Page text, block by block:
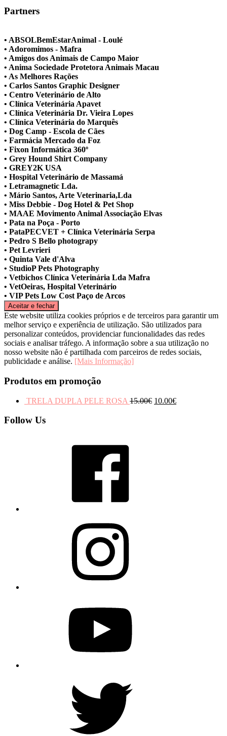
Partners
• ABSOLBemEstarAnimal - Loulé
• Adoromimos - Mafra
• Amigos dos Animais de Campo Maior
• Anima Sociedade Protetora Animais Macau
• As Melhores Rações
• Carlos Santos Graphic Designer
• Centro Veterinário de Alto
• Clínica Veterinária Apavet
• Clínica Veterinária Dr. Vieira Lopes
• Clínica Veterinária do Marquês
• Dog Camp - Escola de Cães
• Farmácia Mercado da Foz
• Fixon Informática 360º
• Grey Hound Shirt Company
• GREY2K USA
• Hospital Veterinário de Massamá
• Letramagnetic Lda.
• Mário Santos, Arte Veterinaria,Lda
• Miss Debbie - Dog Hotel & Pet Shop
• MAAE Movimento Animal Associação Elvas
• Pata na Poça - Porto
• PataPECVET + Clínica Veterinária Serpa
• Pedro S Bello photograpy
• Pet Levrieri
• Quinta Vale d'Alva
• StudioP Pets Photography
• Vetbichos Clínica Veterinária Lda Mafra
• VetOeiras, Hospital Veterinário
• VIP Pets Low Cost Paço de Arcos
Este website utiliza cookies próprios e de terceiros para garantir um
melhor serviço e experiência de utilização. São utilizados para
personalizar conteúdos, providenciar funcionalidades das redes
sociais e analisar tráfego. A informação sobre a sua utilização no
nosso website não é partilhada com parceiros de redes sociais,
publicidade e análise. [Mais Informação]
Produtos em promoção
TRELA DUPLA PELE ROSA 15.00€ 10.00€
Follow Us